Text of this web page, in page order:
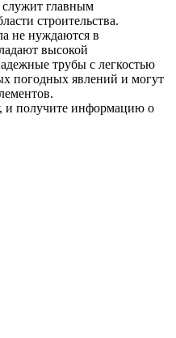
главным
строительства.
не нуждаются в
высокой
трубы с легкостью
погодных явлений и могут
и получите информацию о